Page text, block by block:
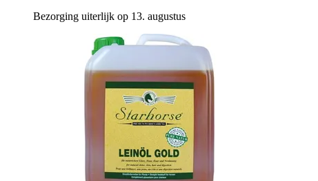
Bezorging uiterlijk op 13. augustus